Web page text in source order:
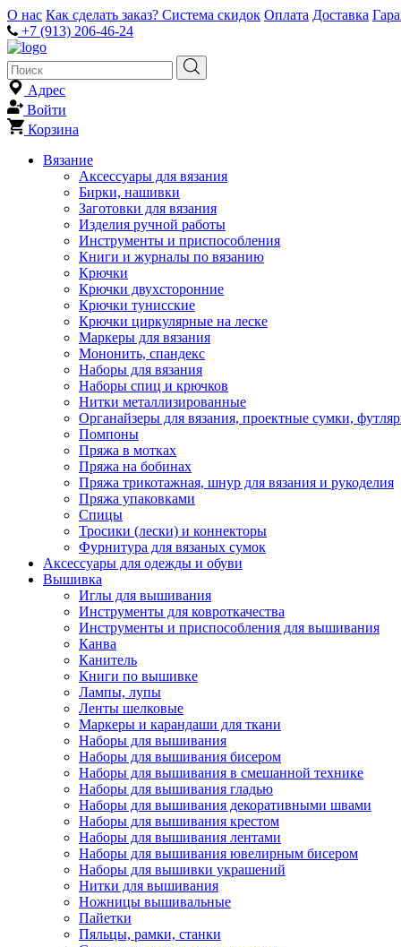
О нас Как сделать заказ? Система скидок Оплата Доставка
+7 (913) 206-46-24
Адрес
Войти
Корзина
Вязание
Аксессуары для вязания
Бирки, нашивки
Заготовки для вязания
Изделия ручной работы
Инструменты и приспособления
Книги и журналы по вязанию
Крючки
Крючки двухсторонние
Крючки тунисские
Крючки циркулярные на леске
Маркеры для вязания
Мононить, спандекс
Наборы для вязания
Наборы спиц и крючков
Нитки металлизированные
Органайзеры для вязания, проектные сумки,
Помпоны
Пряжа в мотках
Пряжа на бобинах
Пряжа трикотажная, шнур для вязания и рукоделия
Пряжа упаковками
Спицы
Тросики (лески) и коннекторы
Фурнитура для вязаных сумок
Аксессуары для одежды и обуви
Вышивка
Иглы для вышивания
Инструменты для ковроткачества
Инструменты и приспособления для вышивания
Канва
Канитель
Книги по вышивке
Лампы, лупы
Ленты шелковые
Маркеры и карандаши для ткани
Наборы для вышивания
Наборы для вышивания бисером
Наборы для вышивания в смешанной технике
Наборы для вышивания гладью
Наборы для вышивания декоративными швами
Наборы для вышивания крестом
Наборы для вышивания лентами
Наборы для вышивания ювелирным бисером
Наборы для вышивки украшений
Нитки для вышивания
Ножницы вышивальные
Пайетки
Пяльцы, рамки, станки